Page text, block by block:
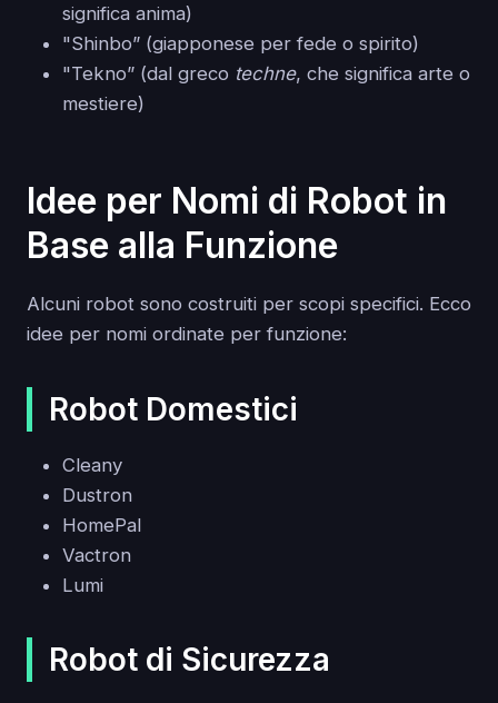
significa anima)
"Shinbo” (giapponese per fede o spirito)
"Tekno” (dal greco techne, che significa arte o
mestiere)
Idee per Nomi di Robot in
Base alla Funzione
Alcuni robot sono costruiti per scopi specifici. Ecco
idee per nomi ordinate per funzione:
Robot Domestici
Cleany
Dustron
HomePal
Vactron
Lumi
Robot di Sicurezza